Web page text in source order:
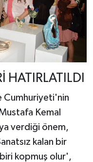
HATIRLATILDI
Cumhuriyeti'nin
Kemal
verdiği önem,
kalan bir
kopmuş olur',